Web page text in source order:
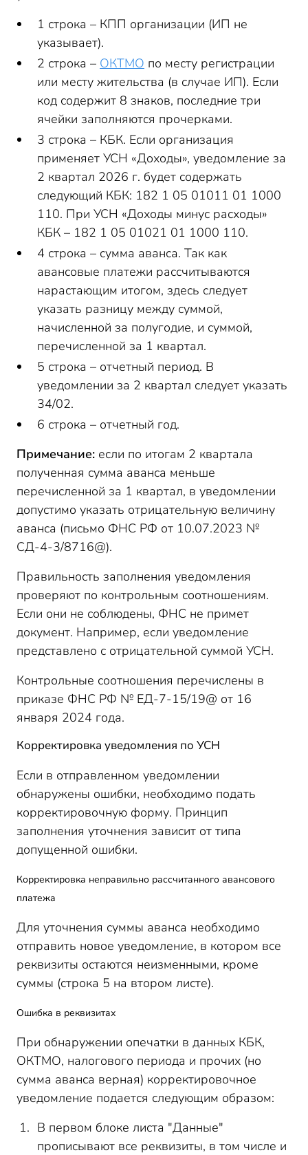
1 строка – КПП организации (ИП не
указывает).
2 строка – ОКТМО по месту регистрации
или месту жительства (в случае ИП). Если
код содержит 8 знаков, последние три
ячейки заполняются прочерками.
3 строка – КБК. Если организация
применяет УСН «Доходы», уведомление за
2 квартал 2026 г. будет содержать
следующий КБК: 182 1 05 01011 01 1000
110. При УСН «Доходы минус расходы»
КБК – 182 1 05 01021 01 1000 110.
4 строка – сумма аванса. Так как
авансовые платежи рассчитываются
нарастающим итогом, здесь следует
указать разницу между суммой,
начисленной за полугодие, и суммой,
перечисленной за 1 квартал.
5 строка – отчетный период. В
уведомлении за 2 квартал следует указать
34/02.
6 строка – отчетный год.
Примечание: если по итогам 2 квартала
полученная сумма аванса меньше
перечисленной за 1 квартал, в уведомлении
допустимо указать отрицательную величину
аванса (письмо ФНС РФ от 10.07.2023 №
СД-4-3/8716@).
Правильность заполнения уведомления
проверяют по контрольным соотношениям.
Если они не соблюдены, ФНС не примет
документ. Например, если уведомление
представлено с отрицательной суммой УСН.
Контрольные соотношения перечислены в
приказе ФНС РФ № ЕД-7-15/19@ от 16
января 2024 года.
Корректировка уведомления по УСН
Если в отправленном уведомлении
обнаружены ошибки, необходимо подать
корректировочную форму. Принцип
заполнения уточнения зависит от типа
допущенной ошибки.
Корректировка неправильно рассчитанного авансового
платежа
Для уточнения суммы аванса необходимо
отправить новое уведомление, в котором все
реквизиты остаются неизменными, кроме
суммы (строка 5 на втором листе).
Ошибка в реквизитах
При обнаружении опечатки в данных КБК,
ОКТМО, налогового периода и прочих (но
сумма аванса верная) корректировочное
уведомление подается следующим образом:
В первом блоке листа "Данные"
прописывают все реквизиты, в том числе и